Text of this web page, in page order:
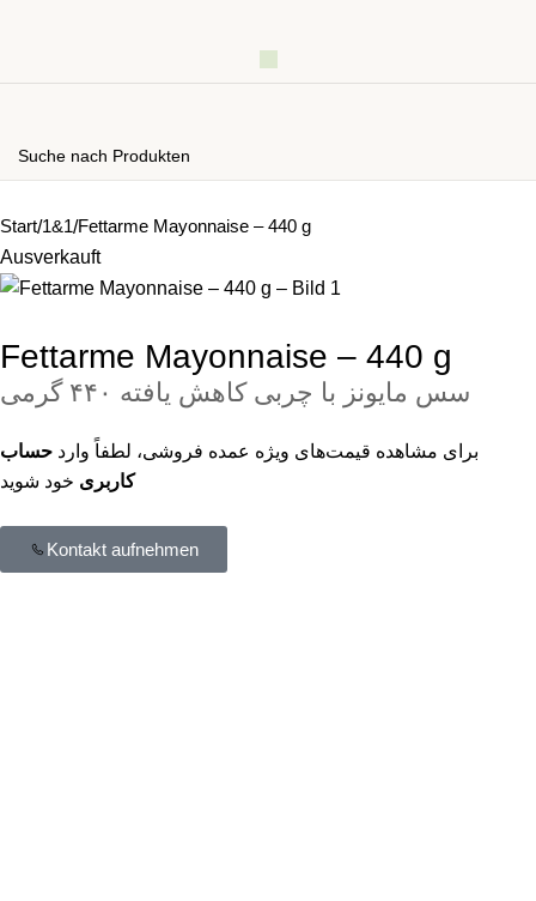
Start 1&1 Fettarme Mayonnaise – 440 g
Ausverkauft
Fettarme Mayonnaise – 440 g
سس مایونز با چربی کاهش یافته ۴۴۰ گرمی
برای مشاهده قیمت‌های ویژه عمده‌ فروشی، لطفاً وارد حساب
کاربری خود شوید
Kontakt aufnehmen